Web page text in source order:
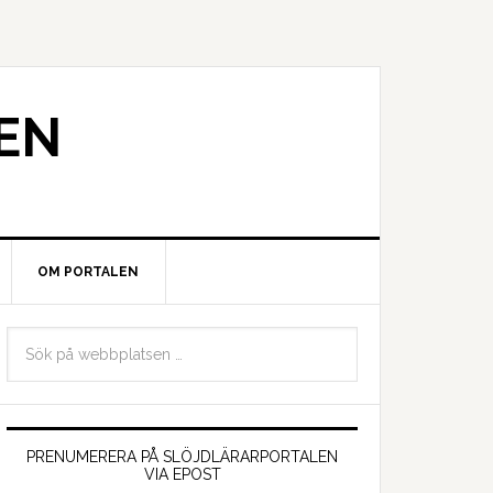
OM PORTALEN
PRENUMERERA PÅ SLÖJDLÄRARPORTALEN
VIA EPOST